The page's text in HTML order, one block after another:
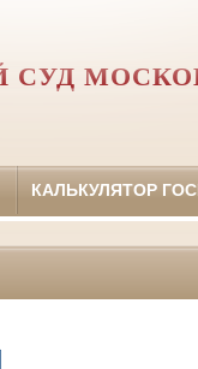
СУД
КАЛЬКУЛЯТОР